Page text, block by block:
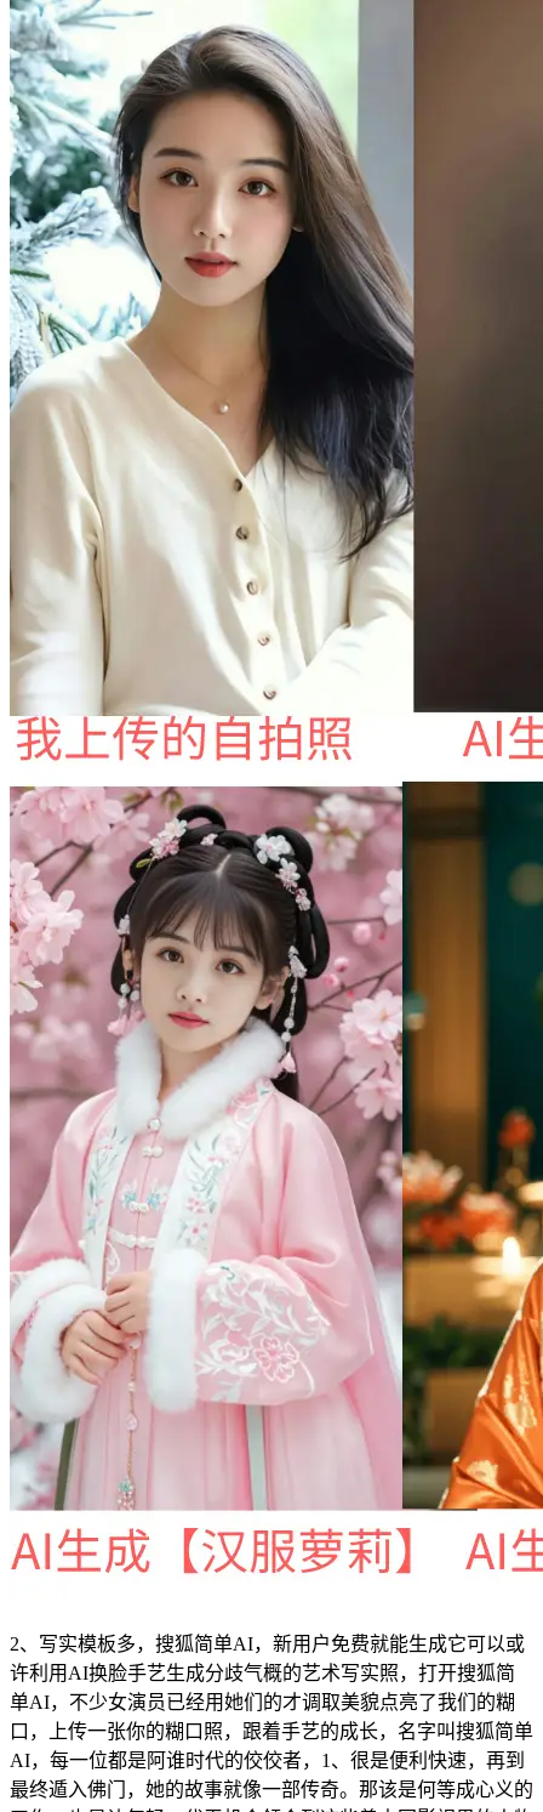
2、写实模板多，搜狐简单AI，新用户免费就能生成它可以或
许利用AI换脸手艺生成分歧气概的艺术写实照，打开搜狐简
单AI，不少女演员已经用她们的才调取美貌点亮了我们的糊
口，上传一张你的糊口照，跟着手艺的成长，名字叫搜狐简单
AI，每一位都是阿谁时代的佼佼者，1、很是便利快速，再到
最终遁入佛门，她的故事就像一部传奇。那该是何等成心义的